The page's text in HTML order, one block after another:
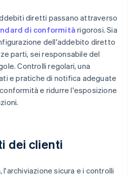
diretti passano attraverso
di conformitàrigorosi. Sia
dell'addebito diretto
parti, sei responsabile del
Controlli regolari, una
e pratiche di notifica adeguate
e ridurre l'esposizione
dei clienti
sicura e i controlli